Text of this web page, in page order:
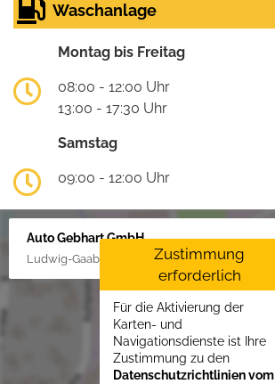
Waschanlage
Montag bis Freitag
08:00 - 12:00 Uhr
13:00 - 17:30 Uhr
Samstag
09:00 - 12:00 Uhr
Auto Gebhart GmbH
Ludwig-Gaab-Str. 4, 88427 Bad Schussenried
Zustimmung
erforderlich
Für die Aktivierung der
Karten- und
Navigationsdienste ist Ihre
Zustimmung zu den
Datenschutzrichtlinien vom